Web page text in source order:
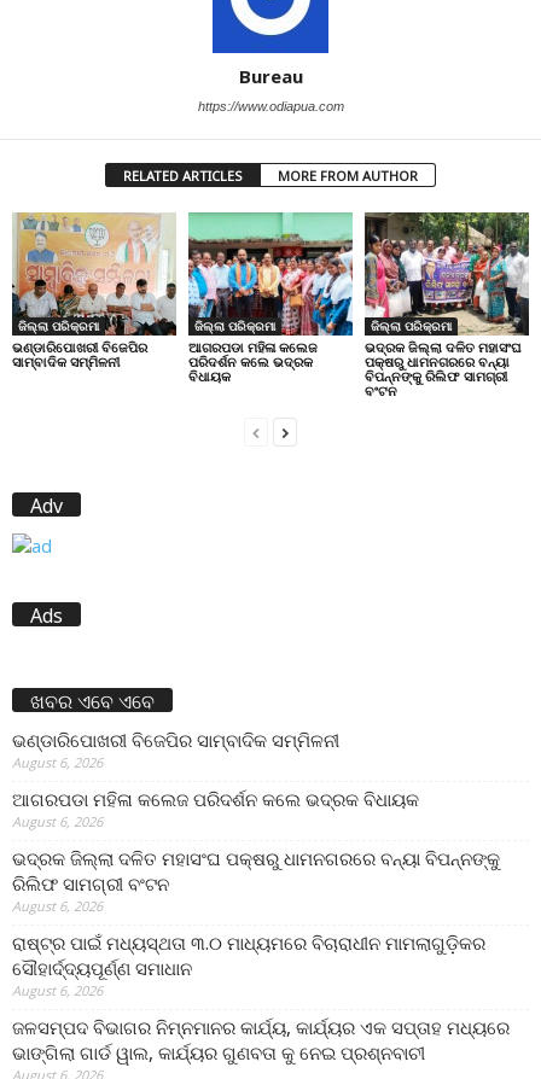
Bureau
https://www.odiapua.com
RELATED ARTICLES MORE FROM AUTHOR
ଜିଲ୍ଲା ପରିକ୍ରମା
ଭଣ୍ଡାରିପୋଖରୀ ବିଜେପିର
ସାମ୍ବାଦିକ ସମ୍ମିଳନୀ
ଜିଲ୍ଲା ପରିକ୍ରମା
ଆଗରପଡା ମହିଳା କଲେଜ
ପରିଦର୍ଶନ କଲେ ଭଦ୍ରକ
ବିଧାୟକ
ଜିଲ୍ଲା ପରିକ୍ରମା
ଭଦ୍ରକ ଜିଲ୍ଲା ଦଳିତ ମହାସଂଘ
ପକ୍ଷରୁ ଧାମନଗରରେ ବନ୍ୟା
ବିପନ୍ନଙ୍କୁ ରିଲିଫ ସାମଗ୍ରୀ
ବଂଟନ
Adv
Ads
ଖବର ଏବେ ଏବେ
ଭଣ୍ଡାରିପୋଖରୀ ବିଜେପିର ସାମ୍ବାଦିକ ସମ୍ମିଳନୀ
August 6, 2026
ଆଗରପଡା ମହିଳା କଲେଜ ପରିଦର୍ଶନ କଲେ ଭଦ୍ରକ ବିଧାୟକ
August 6, 2026
ଭଦ୍ରକ ଜିଲ୍ଲା ଦଳିତ ମହାସଂଘ ପକ୍ଷରୁ ଧାମନଗରରେ ବନ୍ୟା ବିପନ୍ନଙ୍କୁ
ରିଲିଫ ସାମଗ୍ରୀ ବଂଟନ
August 6, 2026
ରାଷ୍ଟ୍ର ପାଇଁ ମଧ୍ୟସ୍ଥତା ୩.୦ ମାଧ୍ୟମରେ ବିଚାରାଧୀନ ମାମଲାଗୁଡ଼ିକର
ସୌହାର୍ଦ୍ଦ୍ୟପୂର୍ଣ୍ଣ ସମାଧାନ
August 6, 2026
ଜଳସମ୍ପଦ ବିଭାଗର ନିମ୍ନମାନର କାର୍ଯ୍ୟ, କାର୍ଯ୍ୟର ଏକ ସପ୍ତାହ ମଧ୍ୟରେ
ଭାଙ୍ଗିଲା ଗାର୍ଡ ୱାଲ, କାର୍ଯ୍ୟର ଗୁଣବତା କୁ ନେଇ ପ୍ରଶ୍ନବାଚୀ
August 6, 2026